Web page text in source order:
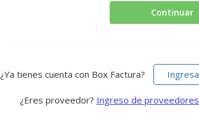
Continuar
¿Ya tienes cuenta con Box Factura? Ingresa
¿Eres proveedor? Ingreso de proveedores